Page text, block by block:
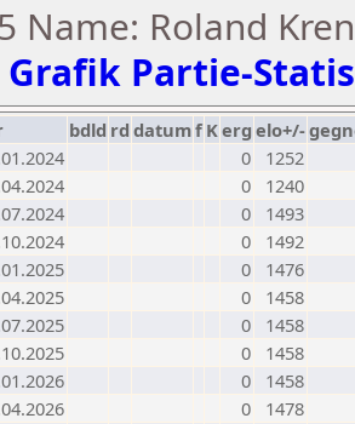
Name: Roland
Grafik Partie-
bdld rd datumf Kerg elo+/-
0
1252
0
1240
0
1493
0
1492
0
1476
0
1458
0
1458
0
1458
0
1458
0 1478